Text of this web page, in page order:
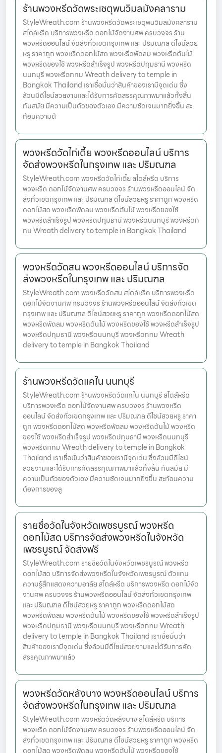
ร้านพวงหรีดวัดพระเชตุพนวิมลมังคลาราม
StyleWreath.com ร้านพวงหรีดวัดพระเชตุพนวิมลมังคลาราม
สไตล์หรีด บริการพวงหรีด ดอกไม้จัดงานศพ ครบวงจร ร้าน
พวงหรีดออนไลน์ จัดส่งทั่วเขตกรุงเทพ และ ปริมณฑล ดีไซน์สวย
หรู ราคาถูก พวงหรีดดอกไม้สด พวงหรีดพัดลม พวงหรีดต้นไม้
พวงหรีดของใช้ พวงหรีดสำเร็จรูป พวงหรีดปทุมธานี พวงหรีด
นนทบุรี พวงหรีดกทม Wreath delivery to temple in
Bangkok Thailand เราเชื่อมั่นว่าสินค้าของเรามีจุดเด่น ซึ่ง
ล้วนมีดีไซน์สวยงามและได้รับการคัดสรรคุณภาพมาแล้วทั้งสิ้น
ทันสมัย มีความเป็นตัวของตัวเอง มีความชัดเจนมากยิ่งขึ้น สะ
ท้อนความต้
พวงหรีดวัดไก่เตี้ย พวงหรีดออนไลน์ บริการ
จัดส่งพวงหรีดในกรุงเทพ และ ปริมณฑล
StyleWreath.com พวงหรีดวัดไก่เตี้ย สไตล์หรีด บริการ
พวงหรีด ดอกไม้จัดงานศพ ครบวงจร ร้านพวงหรีดออนไลน์ จัด
ส่งทั่วเขตกรุงเทพ และ ปริมณฑล ดีไซน์สวยหรู ราคาถูก พวงหรีด
ดอกไม้สด พวงหรีดพัดลม พวงหรีดต้นไม้ พวงหรีดของใช้
พวงหรีดสำเร็จรูป พวงหรีดปทุมธานี พวงหรีดนนทบุรี พวงหรีดก
ทม Wreath delivery to temple in Bangkok Thailand
พวงหรีดวัดสน พวงหรีดออนไลน์ บริการจัด
ส่งพวงหรีดในกรุงเทพ และ ปริมณฑล
StyleWreath.com พวงหรีดวัดสน สไตล์หรีด บริการพวงหรีด
ดอกไม้จัดงานศพ ครบวงจร ร้านพวงหรีดออนไลน์ จัดส่งทั่วเขต
กรุงเทพ และ ปริมณฑล ดีไซน์สวยหรู ราคาถูก พวงหรีดดอกไม้สด
พวงหรีดพัดลม พวงหรีดต้นไม้ พวงหรีดของใช้ พวงหรีดสำเร็จรูป
พวงหรีดปทุมธานี พวงหรีดนนทบุรี พวงหรีดกทม Wreath
delivery to temple in Bangkok Thailand
ร้านพวงหรีดวัดแคใน นนทบุรี
StyleWreath.com ร้านพวงหรีดวัดแคใน นนทบุรี สไตล์หรีด
บริการพวงหรีด ดอกไม้จัดงานศพ ครบวงจร ร้านพวงหรีด
ออนไลน์ จัดส่งทั่วเขตกรุงเทพ และ ปริมณฑล ดีไซน์สวยหรู ราคา
ถูก พวงหรีดดอกไม้สด พวงหรีดพัดลม พวงหรีดต้นไม้ พวงหรีด
ของใช้ พวงหรีดสำเร็จรูป พวงหรีดปทุมธานี พวงหรีดนนทบุรี
พวงหรีดกทม Wreath delivery to temple in Bangkok
Thailand เราเชื่อมั่นว่าสินค้าของเรามีจุดเด่น ซึ่งล้วนมีดีไซน์
สวยงามและได้รับการคัดสรรคุณภาพมาแล้วทั้งสิ้น ทันสมัย มี
ความเป็นตัวของตัวเอง มีความชัดเจนมากยิ่งขึ้น สะท้อนความ
ต้องการของลู
รายชื่อวัดในจังหวัดเพชรบูรณ์ พวงหรีด
ดอกไม้สด บริการจัดส่งพวงหรีดในจังหวัด
เพชรบูรณ์ จัดส่งฟรี
StyleWreath.com รายชื่อวัดในจังหวัดเพชรบูรณ์ พวงหรีด
ดอกไม้สด บริการจัดส่งพวงหรีดในจังหวัดเพชรบูรณ์ ตัวแทน
ความรู้สึกแสดงความอาลัย สไตล์หรีด บริการพวงหรีด ดอกไม้จัด
งานศพ ครบวงจร ร้านพวงหรีดออนไลน์ จัดส่งทั่วเขตกรุงเทพ
และ ปริมณฑล ดีไซน์สวยหรู ราคาถูก พวงหรีดดอกไม้สด
พวงหรีดพัดลม พวงหรีดต้นไม้ พวงหรีดของใช้ พวงหรีดสำเร็จรูป
พวงหรีดปทุมธานี พวงหรีดนนทบุรี พวงหรีดกทม Wreath
delivery to temple in Bangkok Thailand เราเชื่อมั่นว่า
สินค้าของเรามีจุดเด่น ซึ่งล้วนมีดีไซน์สวยงามและได้รับการคัด
สรรคุณภาพมาแล้ว
พวงหรีดวัดหลังบาง พวงหรีดออนไลน์ บริการ
จัดส่งพวงหรีดในกรุงเทพ และ ปริมณฑล
StyleWreath.com พวงหรีดวัดหลังบาง สไตล์หรีด บริการ
พวงหรีด ดอกไม้จัดงานศพ ครบวงจร ร้านพวงหรีดออนไลน์ จัด
ส่งทั่วเขตกรุงเทพ และ ปริมณฑล ดีไซน์สวยหรู ราคาถูก พวงหรีด
ดอกไม้สด พวงหรีดพัดลม พวงหรีดต้นไม้ พวงหรีดของใช้